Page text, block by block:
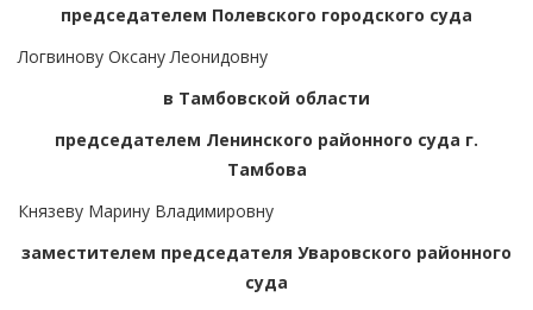
председателем Полевского городского суда
Логвинову Оксану Леонидовну
в Тамбовской области
председателем Ленинского районного суда г.
Тамбова
Князеву Марину Владимировну
заместителем председателя Уваровского районного
суда